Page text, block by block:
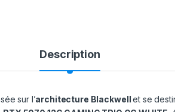
Description
sur l’architecture Blackwellet se